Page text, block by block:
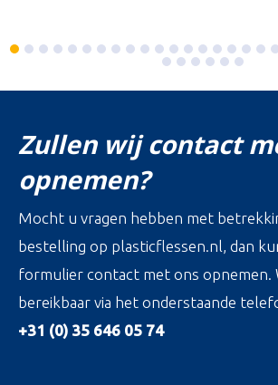
Zullen wij contact
opnemen?
Mocht u vragen hebben met
bestelling op plasticflessen.nl, dan
formulier contact met ons opnemen.
bereikbaar via het onderstaande
+31 (0) 35 646 05 74